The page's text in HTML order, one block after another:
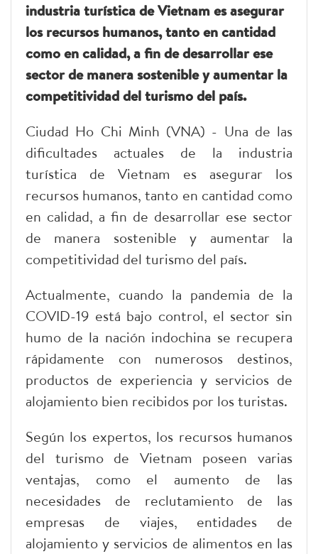
industria turística de Vietnam es asegurar
los recursos humanos, tanto en cantidad
como en calidad, a fin de desarrollar ese
sector de manera sostenible y aumentar la
competitividad del turismo del país.
Ciudad Ho Chi Minh (VNA) - Una de las
dificultades actuales de la industria
turística de Vietnam es asegurar los
recursos humanos, tanto en cantidad como
en calidad, a fin de desarrollar ese sector
de manera sostenible y aumentar la
competitividad del turismo del país.
Actualmente, cuando la pandemia de la
COVID-19 está bajo control, el sector sin
humo de la nación indochina se recupera
rápidamente con numerosos destinos,
productos de experiencia y servicios de
alojamiento bien recibidos por los turistas.
Según los expertos, los recursos humanos
del turismo de Vietnam poseen varias
ventajas, como el aumento de las
necesidades de reclutamiento de las
empresas de viajes, entidades de
alojamiento y servicios de alimentos en las